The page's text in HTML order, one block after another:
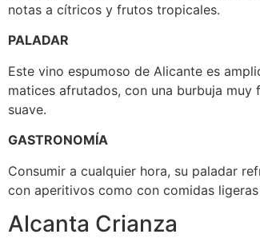
notas a cítricos y frutos tropicales.
PALADAR
Este vino espumoso de Alicante es
matices afrutados, con una burbuja muy
suave.
GASTRONOMÍA
Consumir a cualquier hora, su paladar
con aperitivos como con comidas
Alcanta Crianza